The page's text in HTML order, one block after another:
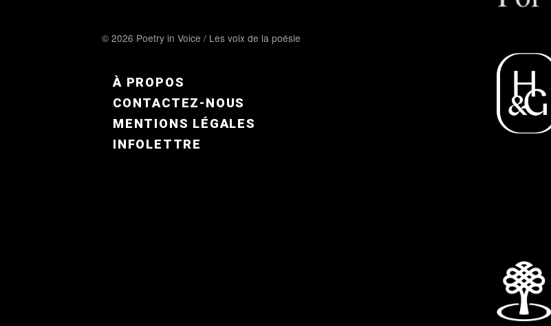
© 2026 Poetry in Voice / Les voix de la poésie
FOOTER MENU FR
À PROPOS
CONTACTEZ-NOUS
MENTIONS LÉGALES
INFOLETTRE